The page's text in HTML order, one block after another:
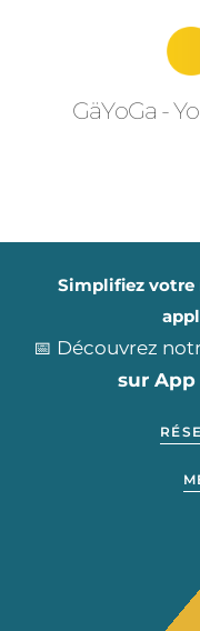
GäYoGa -
Simplifiez votre
📅 Découvrez
sur App